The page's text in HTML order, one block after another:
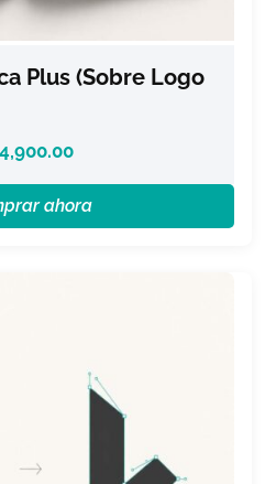
Plus (sobre Logo
4,900.00
ahora